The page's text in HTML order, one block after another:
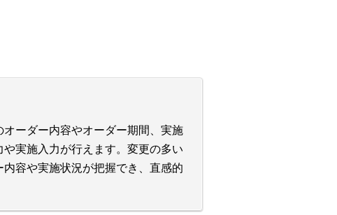
ーダー内容やオーダー期間、実施
実施入力が行えます。変更の多い
容や実施状況が把握でき、直感的